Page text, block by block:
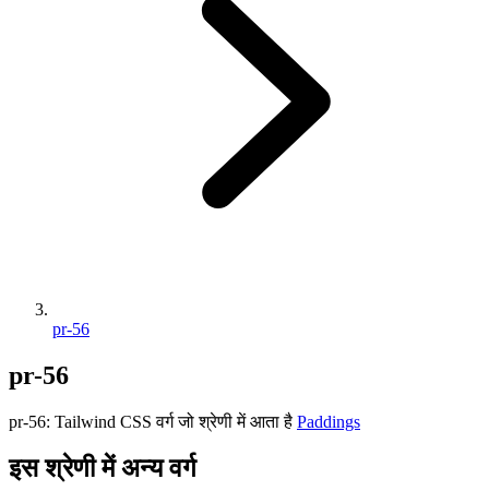
pr-56
pr-56
pr-56: Tailwind CSS वर्ग जो श्रेणी में आता है Paddings
इस श्रेणी में अन्य वर्ग